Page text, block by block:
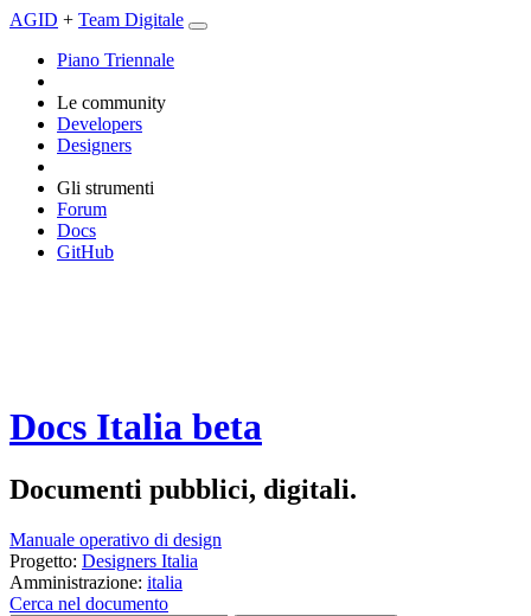
AGID + Team Digitale
Piano Triennale
Le community
Developers
Designers
Gli strumenti
Forum
Docs
GitHub
Docs Italia beta
Documenti pubblici, digitali.
Manuale operativo di design
Progetto: Designers Italia
Amministrazione: italia
Cerca nel documento